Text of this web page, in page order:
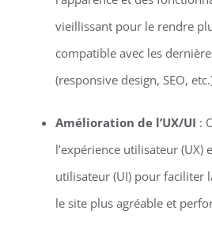
vieillissant pour le rendre
compatible avec les
(responsive design, SEO,
Amélioration de l’UX/UI :
l’expérience utilisateur (UX)
utilisateur (UI) pour faciliter
le site plus agréable et